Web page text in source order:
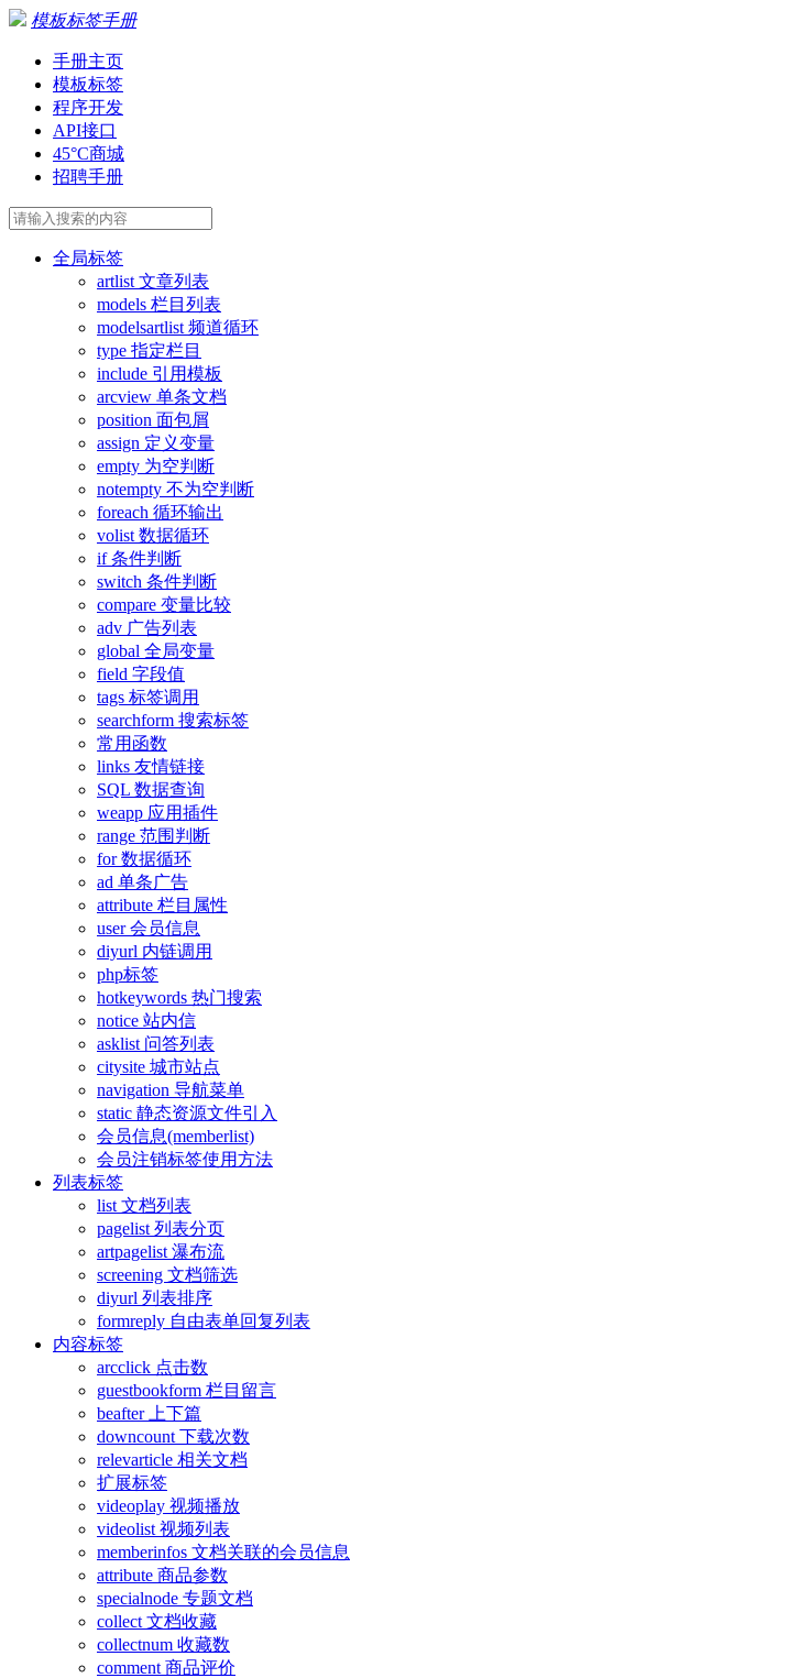
模板标签手册
手册主页
模板标签
程序开发
API接口
45°C商城
招聘手册
全局标签
artlist 文章列表
models 栏目列表
modelsartlist 频道循环
type 指定栏目
include 引用模板
arcview 单条文档
position 面包屑
assign 定义变量
empty 为空判断
notempty 不为空判断
foreach 循环输出
volist 数据循环
if 条件判断
switch 条件判断
compare 变量比较
adv 广告列表
global 全局变量
field 字段值
tags 标签调用
searchform 搜索标签
常用函数
links 友情链接
SQL 数据查询
weapp 应用插件
range 范围判断
for 数据循环
ad 单条广告
attribute 栏目属性
user 会员信息
diyurl 内链调用
php标签
hotkeywords 热门搜索
notice 站内信
asklist 问答列表
citysite 城市站点
navigation 导航菜单
static 静态资源文件引入
会员信息(memberlist)
会员注销标签使用方法
列表标签
list 文档列表
pagelist 列表分页
artpagelist 瀑布流
screening 文档筛选
diyurl 列表排序
formreply 自由表单回复列表
内容标签
arcclick 点击数
guestbookform 栏目留言
beafter 上下篇
downcount 下载次数
relevarticle 相关文档
扩展标签
videoplay 视频播放
videolist 视频列表
memberinfos 文档关联的会员信息
attribute 商品参数
specialnode 专题文档
collect 文档收藏
collectnum 收藏数
comment 商品评价